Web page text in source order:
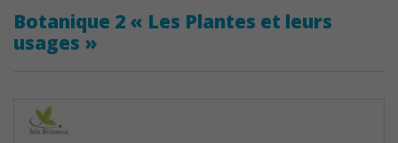
Botanique 2 « Les Plantes et leurs
usages »